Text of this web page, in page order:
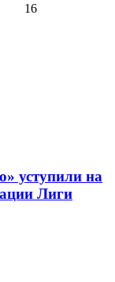
16
уступили на
Лиги